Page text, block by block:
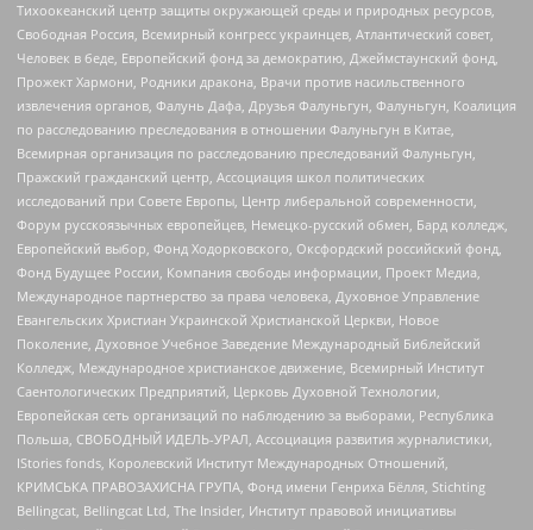
Тихоокеанский центр защиты окружающей среды и природных ресурсов,
Свободная Россия, Всемирный конгресс украинцев, Атлантический совет,
Человек в беде, Европейский фонд за демократию, Джеймстаунский фонд,
Прожект Хармони, Родники дракона, Врачи против насильственного
извлечения органов, Фалунь Дафа, Друзья Фалуньгун, Фалуньгун, Коалиция
по расследованию преследования в отношении Фалуньгун в Китае,
Всемирная организация по расследованию преследований Фалуньгун,
Пражский гражданский центр, Ассоциация школ политических
исследований при Совете Европы, Центр либеральной современности,
Форум русскоязычных европейцев, Немецко-русский обмен, Бард колледж,
Европейский выбор, Фонд Ходорковского, Оксфордский российский фонд,
Фонд Будущее России, Компания свободы информации, Проект Медиа,
Международное партнерство за права человека, Духовное Управление
Евангельских Христиан Украинской Христианской Церкви, Новое
Поколение, Духовное Учебное Заведение Международный Библейский
Колледж, Международное христианское движение, Всемирный Институт
Саентологических Предприятий, Церковь Духовной Технологии,
Европейская сеть организаций по наблюдению за выборами, Республика
Польша, СВОБОДНЫЙ ИДЕЛЬ-УРАЛ, Ассоциация развития журналистики,
IStories fonds, Королевский Институт Международных Отношений,
КРИМСЬКА ПРАВОЗАХИСНА ГРУПА, Фонд имени Генриха Бёлля, Stichting
Bellingcat, Bellingcat Ltd, The Insider, Институт правовой инициативы